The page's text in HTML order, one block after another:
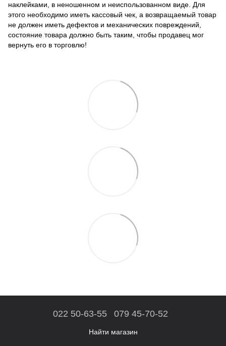
наклейками, в неношенном и неиспользованном виде. Для
этого необходимо иметь кассовый чек, а возвращаемый товар
не должен иметь дефектов и механических повреждений,
состояние товара должно быть таким, чтобы продавец мог
вернуть его в торговлю!
022 50-63-55 079 45-70-52
Найти магазин